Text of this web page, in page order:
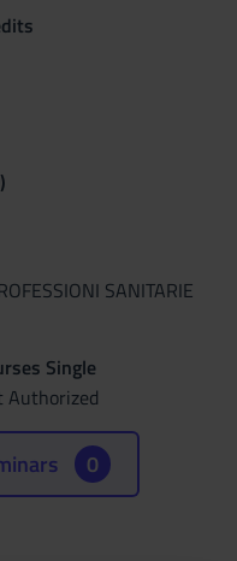
SANITARIE
Single
Authorized
0